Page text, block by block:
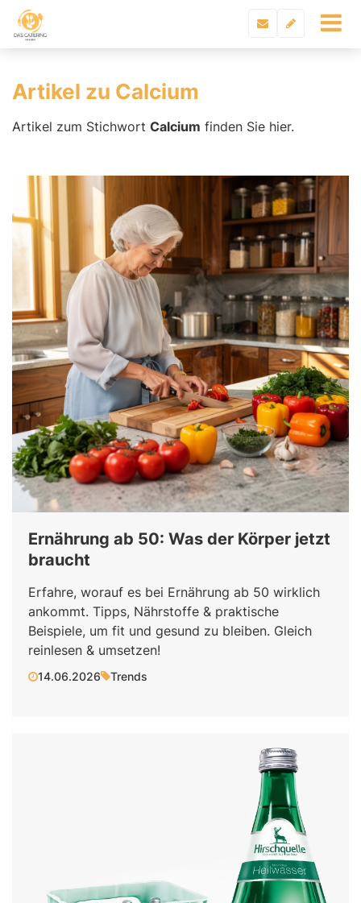
Artikel zu Calcium
Artikel zum Stichwort Calcium finden Sie hier.
Ernährung ab 50: Was der Körper jetzt
braucht
Erfahre, worauf es bei Ernährung ab 50 wirklich
ankommt. Tipps, Nährstoffe & praktische
Beispiele, um fit und gesund zu bleiben. Gleich
reinlesen & umsetzen!
14.06.2026 Trends